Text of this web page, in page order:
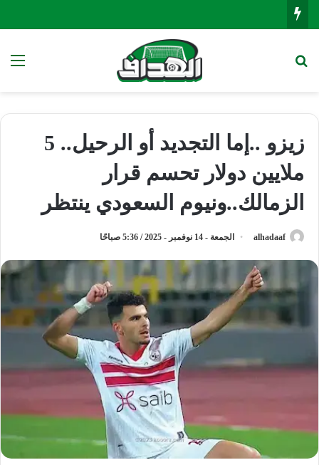
زيزو ..إما التجديد أو الرحيل.. 5
ملايين دولار تحسم قرار
الزمالك..ونيوم السعودي ينتظر
alhadaaf الجمعة - 14 نوفمبر - 2025 / 5:36 صباحًا